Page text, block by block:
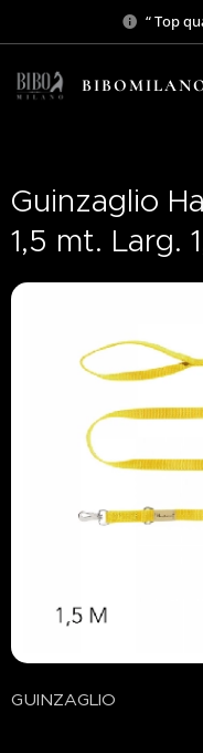
“ Top
Guinzaglio
1,5 mt. Larg.
GUINZAGLIO